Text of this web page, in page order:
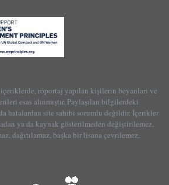
röportaj yapılan kişilerin beyanları ve
esas alınmıştır. Paylaşılan bilgilerdeki
hatalardan site sahibi sorumlu değildir. İçerikler
ya da kaynak gösterilmeden değiştirilemez,
dağıtılamaz, başka bir lisana çevrilemez.